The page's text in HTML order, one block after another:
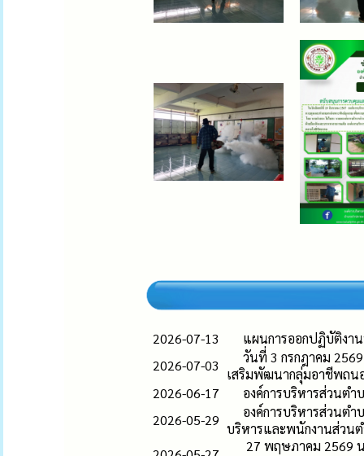
2026-07-13
แผนการออกปฏิบัติงา
2026-07-03
วันที่ 3 กรกฎาคม
เสริมพัฒนากลุ่มอาชีพถน
2026-06-17
องค์การบริหารส่วนต
2026-05-29
องค์การบริหารส่วนต
บริหารและพนักงานส่วน
27 พฤษภาคม 2569